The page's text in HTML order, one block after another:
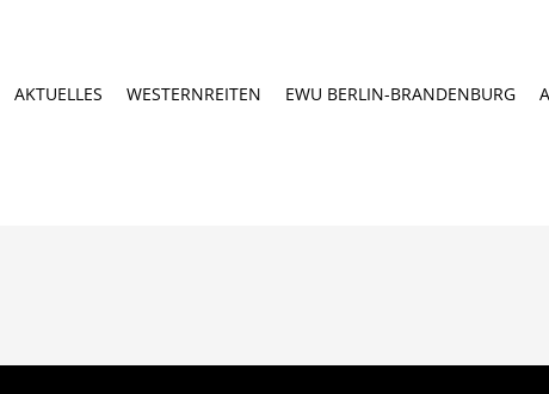
AKTUELLES WESTERNREITEN EWU BERLIN-BRANDENBURG